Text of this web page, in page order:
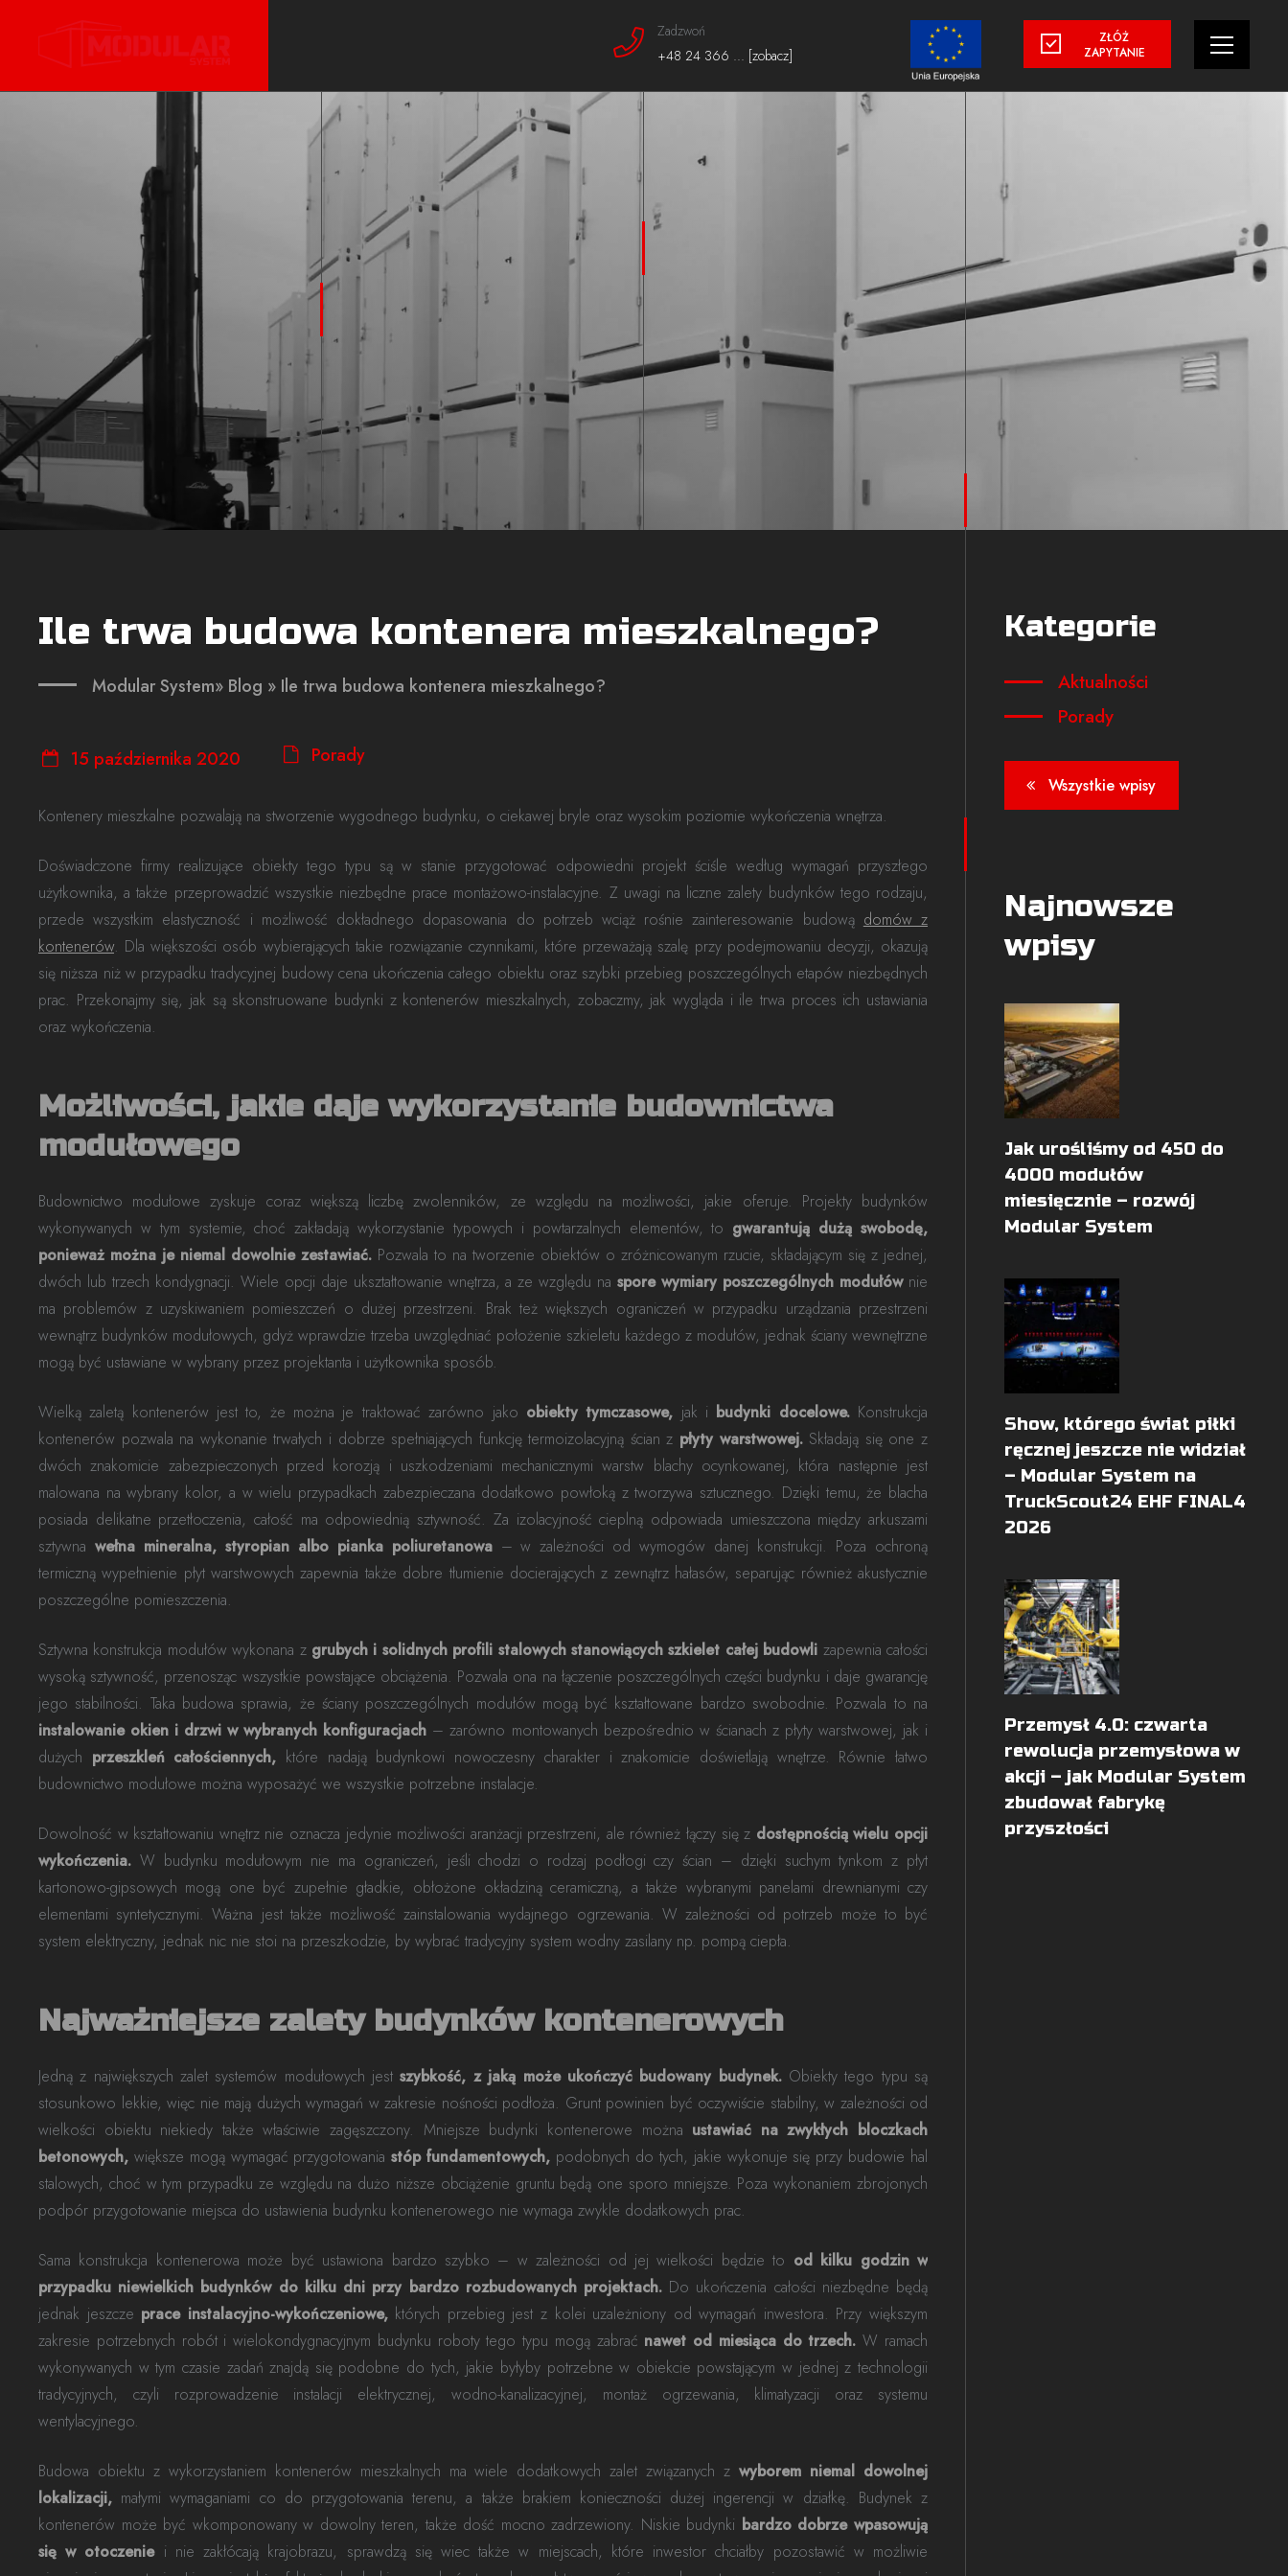
Zadzwoń
+48 24 366 ... [zobacz]
ZŁÓŻ
ZAPYTANIE
Ile trwa budowa kontenera mieszkalnego?
Modular System» Blog » Ile trwa budowa kontenera mieszkalnego?
15 października 2020 Porady
Kontenery mieszkalne pozwalają na stworzenie wygodnego budynku, o ciekawej bryle oraz wysokim poziomie wykończenia wnętrza.
Doświadczone firmy realizujące obiekty tego typu są w stanie przygotować odpowiedni projekt ściśle według wymagań przyszłego
użytkownika, a także przeprowadzić wszystkie niezbędne prace montażowo-instalacyjne. Z uwagi na liczne zalety budynków tego rodzaju,
przede wszystkim elastyczność i możliwość dokładnego dopasowania do potrzeb wciąż rośnie zainteresowanie budową domów z
kontenerów. Dla większości osób wybierających takie rozwiązanie czynnikami, które przeważają szalę przy podejmowaniu decyzji, okazują
się niższa niż w przypadku tradycyjnej budowy cena ukończenia całego obiektu oraz szybki przebieg poszczególnych etapów niezbędnych
prac. Przekonajmy się, jak są skonstruowane budynki z kontenerów mieszkalnych, zobaczmy, jak wygląda i ile trwa proces ich ustawiania
oraz wykończenia.
Możliwości, jakie daje wykorzystanie budownictwa
modułowego
Budownictwo modułowe zyskuje coraz większą liczbę zwolenników, ze względu na możliwości, jakie oferuje. Projekty budynków
wykonywanych w tym systemie, choć zakładają wykorzystanie typowych i powtarzalnych elementów, to gwarantują dużą swobodę,
ponieważ można je niemal dowolnie zestawiać. Pozwala to na tworzenie obiektów o zróżnicowanym rzucie, składającym się z jednej,
dwóch lub trzech kondygnacji. Wiele opcji daje ukształtowanie wnętrza, a ze względu naspore wymiary poszczególnych modułównie
ma problemów z uzyskiwaniem pomieszczeń o dużej przestrzeni. Brak też większych ograniczeń w przypadku urządzania przestrzeni
wewnątrz budynków modułowych, gdyż wprawdzie trzeba uwzględniać położenie szkieletu każdego z modułów, jednak ściany wewnętrzne
mogą być ustawiane w wybrany przez projektanta i użytkownika sposób.
Wielką zaletą kontenerów jest to, że można je traktować zarówno jako obiekty tymczasowe, jak i budynki docelowe.Konstrukcja
kontenerów pozwala na wykonanie trwałych i dobrze spełniających funkcję termoizolacyjną ścian z płyty warstwowej.Składają się one z
dwóch znakomicie zabezpieczonych przed korozją i uszkodzeniami mechanicznymi warstw blachy ocynkowanej, która następnie jest
malowana na wybrany kolor, a w wielu przypadkach zabezpieczana dodatkowo powłoką z tworzywa sztucznego. Dzięki temu, że blacha
posiada delikatne przetłoczenia, całość ma odpowiednią sztywność. Za izolacyjność cieplną odpowiada umieszczona między arkuszami
sztywna wełna mineralna, styropian albo pianka poliuretanowa– w zależności od wymogów danej konstrukcji. Poza ochroną
termiczną wypełnienie płyt warstwowych zapewnia także dobre tłumienie docierających z zewnątrz hałasów, separując również akustycznie
poszczególne pomieszczenia.
Sztywna konstrukcja modułów wykonana z grubych i solidnych profili stalowych stanowiących szkielet całej budowli zapewnia całości
wysoką sztywność, przenosząc wszystkie powstające obciążenia. Pozwala ona na łączenie poszczególnych części budynku i daje gwarancję
jego stabilności. Taka budowa sprawia, że ściany poszczególnych modułów mogą być kształtowane bardzo swobodnie. Pozwala to na
instalowanie okien i drzwi w wybranych konfiguracjach – zarówno montowanych bezpośrednio w ścianach z płyty warstwowej, jak i
dużych przeszkleń całościennych, które nadają budynkowi nowoczesny charakter i znakomicie doświetlają wnętrze. Równie łatwo
budownictwo modułowe można wyposażyć we wszystkie potrzebne instalacje.
Dowolność w kształtowaniu wnętrz nie oznacza jedynie możliwości aranżacji przestrzeni, ale również łączy się z dostępnością wielu opcji
wykończenia. W budynku modułowym nie ma ograniczeń, jeśli chodzi o rodzaj podłogi czy ścian – dzięki suchym tynkom z płyt
kartonowo-gipsowych mogą one być zupełnie gładkie, obłożone okładziną ceramiczną, a także wybranymi panelami drewnianymi czy
elementami syntetycznymi. Ważna jest także możliwość zainstalowania wydajnego ogrzewania. W zależności od potrzeb może to być
system elektryczny, jednak nic nie stoi na przeszkodzie, by wybrać tradycyjny system wodny zasilany np. pompą ciepła.
Najważniejsze zalety budynków kontenerowych
Jedną z największych zalet systemów modułowych jestszybkość, z jaką może ukończyć budowany budynek.Obiekty tego typu są
stosunkowo lekkie, więc nie mają dużych wymagań w zakresie nośności podłoża. Grunt powinien być oczywiście stabilny, w zależności od
wielkości obiektu niekiedy także właściwie zagęszczony. Mniejsze budynki kontenerowe można ustawiać na zwykłych bloczkach
betonowych, większe mogą wymagać przygotowaniastóp fundamentowych, podobnych do tych, jakie wykonuje się przy budowie hal
stalowych, choć w tym przypadku ze względu na dużo niższe obciążenie gruntu będą one sporo mniejsze. Poza wykonaniem zbrojonych
podpór przygotowanie miejsca do ustawienia budynku kontenerowego nie wymaga zwykle dodatkowych prac.
Sama konstrukcja kontenerowa może być ustawiona bardzo szybko – w zależności od jej wielkości będzie to od kilku godzin w
przypadku niewielkich budynków do kilku dni przy bardzo rozbudowanych projektach.Do ukończenia całości niezbędne będą
jednak jeszcze prace instalacyjno-wykończeniowe,których przebieg jest z kolei uzależniony od wymagań inwestora. Przy większym
zakresie potrzebnych robót i wielokondygnacyjnym budynku roboty tego typu mogą zabrać nawet od miesiąca do trzech. W ramach
wykonywanych w tym czasie zadań znajdą się podobne do tych, jakie byłyby potrzebne w obiekcie powstającym w jednej z technologii
tradycyjnych, czyli rozprowadzenie instalacji elektrycznej, wodno-kanalizacyjnej, montaż ogrzewania, klimatyzacji oraz systemu
wentylacyjnego.
Budowa obiektu z wykorzystaniem kontenerów mieszkalnych ma wiele dodatkowych zalet związanych zwyborem niemal dowolnej
lokalizacji, małymi wymaganiami co do przygotowania terenu, a także brakiem konieczności dużej ingerencji w działkę. Budynek z
kontenerów może być wkomponowany w dowolny teren, także dość mocno zadrzewiony. Niskie budynki bardzo dobrze wpasowują
się w otoczeniei nie zakłócają krajobrazu, sprawdzą się wiec także w miejscach, które inwestor chciałby pozostawić w możliwie
Kategorie
Aktualności
Porady
Wszystkie wpisy
Najnowsze
wpisy
Jak urośliśmy od 450 do
4000 modułów
miesięcznie – rozwój
Modular System
Show, którego świat piłki
ręcznej jeszcze nie widział
– Modular System na
TruckScout24 EHF FINAL4
2026
Przemysł 4.0: czwarta
rewolucja przemysłowa w
akcji – jak Modular System
zbudował fabrykę
przyszłości
Dane ogólne